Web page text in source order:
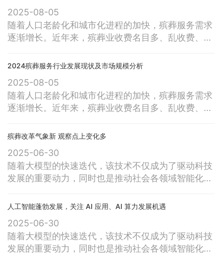
售超标准墓穴、天价墓、活人墓，炒买炒卖墓穴或骨
灰格位等问题，强化殡葬服务、中介服务和丧葬用品
市场监管，遏制公墓企业暴利行为，整肃
2025-08-05
随着人口老龄化和城市化进程的加快，殡葬服务需求
逐渐增长。近年来，殡葬业收费名目多、乱收费、高
要“白包”等种种乱象屡屡见诸报端。这次专项整治行
售超标准墓穴、天价墓、活人墓，炒买炒卖墓穴或骨
灰格位等问题，强化殡葬服务、中介服务和丧葬用品
市场监管，遏制公墓企业暴利行为，整肃
2024殡葬服务行业发展现状及市场规模分析
2025-08-05
随着人口老龄化和城市化进程的加快，殡葬服务需求
逐渐增长。近年来，殡葬业收费名目多、乱收费、高
要“白包”等种种乱象屡屡见诸报端。这次专项整治行
售超标准墓穴、天价墓、活人墓，炒买炒卖墓穴或骨
灰格位等问题，强化殡葬服务、中介服务和丧葬用品
市场监管，遏制公墓企业暴利行为，整肃
殡葬改革气象新 观察点上变化多
2025-06-30
随着大模型的快速迭代，该技术不仅成为了驱动科技
发展的重要动力，同时也是推动社会各领域智能化转
来了快速发展与变革。从DeepSeek发布其推理大模
出大模型一体机，这些事件共同推动了大模型技术在
硬件解决方案上的显著进步。然而，与此同时，在大
模型领域持续创新的进程中，争
人工智能蓬勃发展，关注 AI 应用、AI 算力发展机遇
2025-06-30
随着大模型的快速迭代，该技术不仅成为了驱动科技
发展的重要动力，同时也是推动社会各领域智能化转